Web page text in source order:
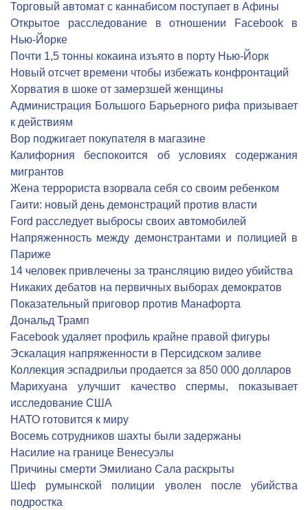
Торговый автомат с каннабисом поступает в Афины
Открытое расследование в отношении Facebook в
Нью-Йорке
Почти 1,5 тонны кокаина изъято в порту Нью-Йорк
Новый отсчет времени чтобы избежать конфронтаций
Хорватия в шоке от замерзшей женщины
Администрация Большого Барьерного рифа призывает
к действиям
Вор поджигает покупателя в магазине
Калифорния беспокоится об условиях содержания
мигрантов
Жена террориста взорвала себя со своим ребенком
Гаити: новый день демонстраций против власти
Ford расследует выбросы своих автомобилей
Напряженность между демонстрантами и полицией в
Париже
14 человек привлечены за трансляцию видео убийства
Никаких дебатов на первичных выборах демократов
Показательный приговор против Манафорта
Дональд Трамп
Facebook удаляет профиль крайне правой фигуры
Эскалация напряженности в Персидском заливе
Коллекция эспадрильи продается за 850 000 долларов
Марихуана улучшит качество спермы, показывает
исследование США
НАТО готовится к миру
Восемь сотрудников шахты были задержаны
Насилие на границе Венесуэлы
Причины смерти Эмилиано Сала раскрыты
Шеф румынской полиции уволен после убийства
подростка